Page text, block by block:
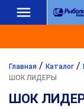
Главная / Каталог /
ШОК ЛИДЕРЫ
ШОК